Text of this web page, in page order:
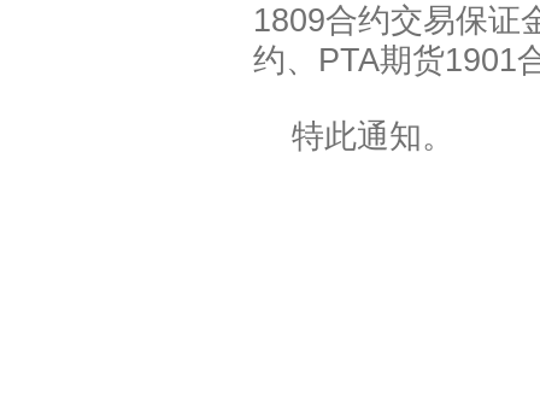
1809合约交易保证
约、PTA期货1901
特此通知。